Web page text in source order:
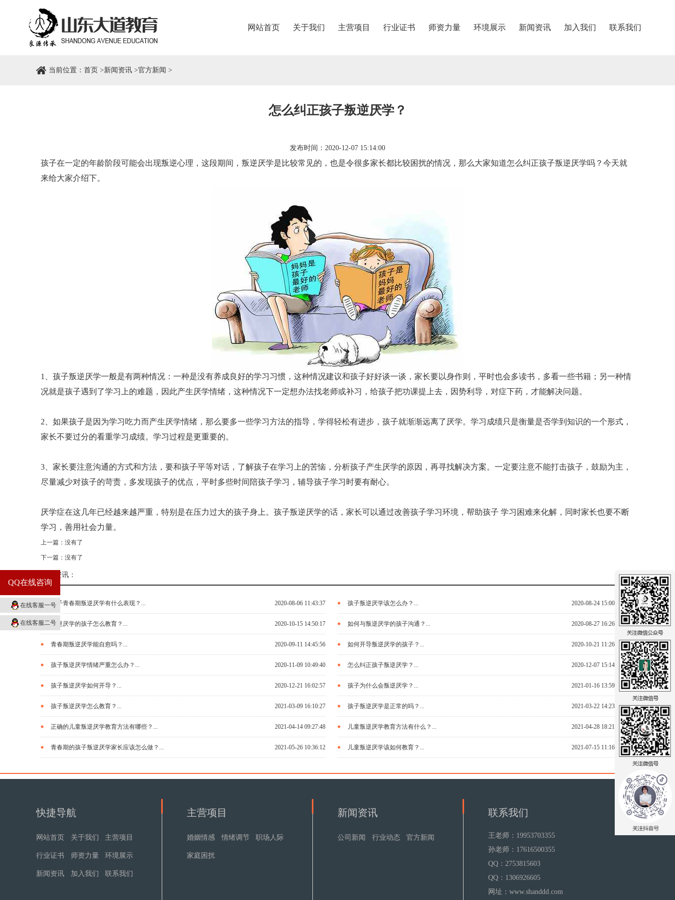
网站首页 关于我们 主营项目 行业证书 师资力量 环境展示 新闻资讯 加入我们 联系我们
当前位置： 首页 >新闻资讯 >官方新闻 >
怎么纠正孩子叛逆厌学？
发布时间：2020-12-07 15:14:00
孩子在一定的年龄阶段可能会出现叛逆心理，这段期间，叛逆厌学是比较常见的，也是令很多家长都比较困扰的情况，那么大家知道怎么纠正孩子叛逆厌学吗？今天就
来给大家介绍下。
1、孩子叛逆厌学一般是有两种情况：一种是没有养成良好的学习习惯，这种情况建议和孩子好好谈一谈，家长要以身作则，平时也会多读书，多看一些书籍；另一种情
况就是孩子遇到了学习上的难题，因此产生厌学情绪，这种情况下一定想办法找老师或补习，给孩子把功课提上去，因势利导，对症下药，才能解决问题。
2、如果孩子是因为学习吃力而产生厌学情绪，那么要多一些学习方法的指导，学得轻松有进步，孩子就渐渐远离了厌学。学习成绩只是衡量是否学到知识的一个形式，
家长不要过分的看重学习成绩。学习过程是更重要的。
3、家长要注意沟通的方式和方法，要和孩子平等对话，了解孩子在学习上的苦恼，分析孩子产生厌学的原因，再寻找解决方案。一定要注意不能打击孩子，鼓励为主，
尽量减少对孩子的苛责，多发现孩子的优点，平时多些时间陪孩子学习，辅导孩子学习时要有耐心。
厌学症在这几年已经越来越严重，特别是在压力过大的孩子身上。孩子叛逆厌学的话，家长可以通过改善孩子学习环境，帮助孩子 学习困难来化解， 同时家长也要不断
学习，善用社会力量。
上一篇：没有了
下一篇：没有了
相关资讯：
2020-08-06 11:43:37
孩子青春期叛逆厌学有什么表现？... 2020-08-24 15:00:50
孩子叛逆厌学该怎么办？...
2020-10-15 14:50:17
叛逆厌学的孩子怎么教育？... 2020-08-27 16:26:46
如何与叛逆厌学的孩子沟通？...
2020-09-11 14:45:56
青春期叛逆厌学能自愈吗？... 2020-10-21 11:26:34
如何开导叛逆厌学的孩子？...
2020-11-09 10:49:40
孩子叛逆厌学情绪严重怎么办？... 2020-12-07 15:14:00
怎么纠正孩子叛逆厌学？...
2020-12-21 16:02:57
孩子叛逆厌学如何开导？... 2021-01-16 13:59:45
孩子为什么会叛逆厌学？...
2021-03-09 16:10:27
孩子叛逆厌学怎么教育？... 2021-03-22 14:23:29
孩子叛逆厌学是正常的吗？...
2021-04-14 09:27:48
正确的儿童叛逆厌学教育方法有哪些？... 2021-04-28 18:21:12
儿童叛逆厌学教育方法有什么？...
2021-05-26 10:36:12
青春期的孩子叛逆厌学家长应该怎么做？... 2021-07-15 11:16:32
儿童叛逆厌学该如何教育？...
快捷导航
网站首页 关于我们 主营项目
行业证书 师资力量 环境展示
新闻资讯 加入我们 联系我们
主营项目
婚姻情感 情绪调节 职场人际
家庭困扰
新闻资讯
公司新闻 行业动态 官方新闻
联系我们
王老师：19953703355
孙老师：17616500355
QQ：2753815603
QQ：1306926605
网址：www.shanddd.com
QQ在线咨询
在线客服一号
在线客服二号